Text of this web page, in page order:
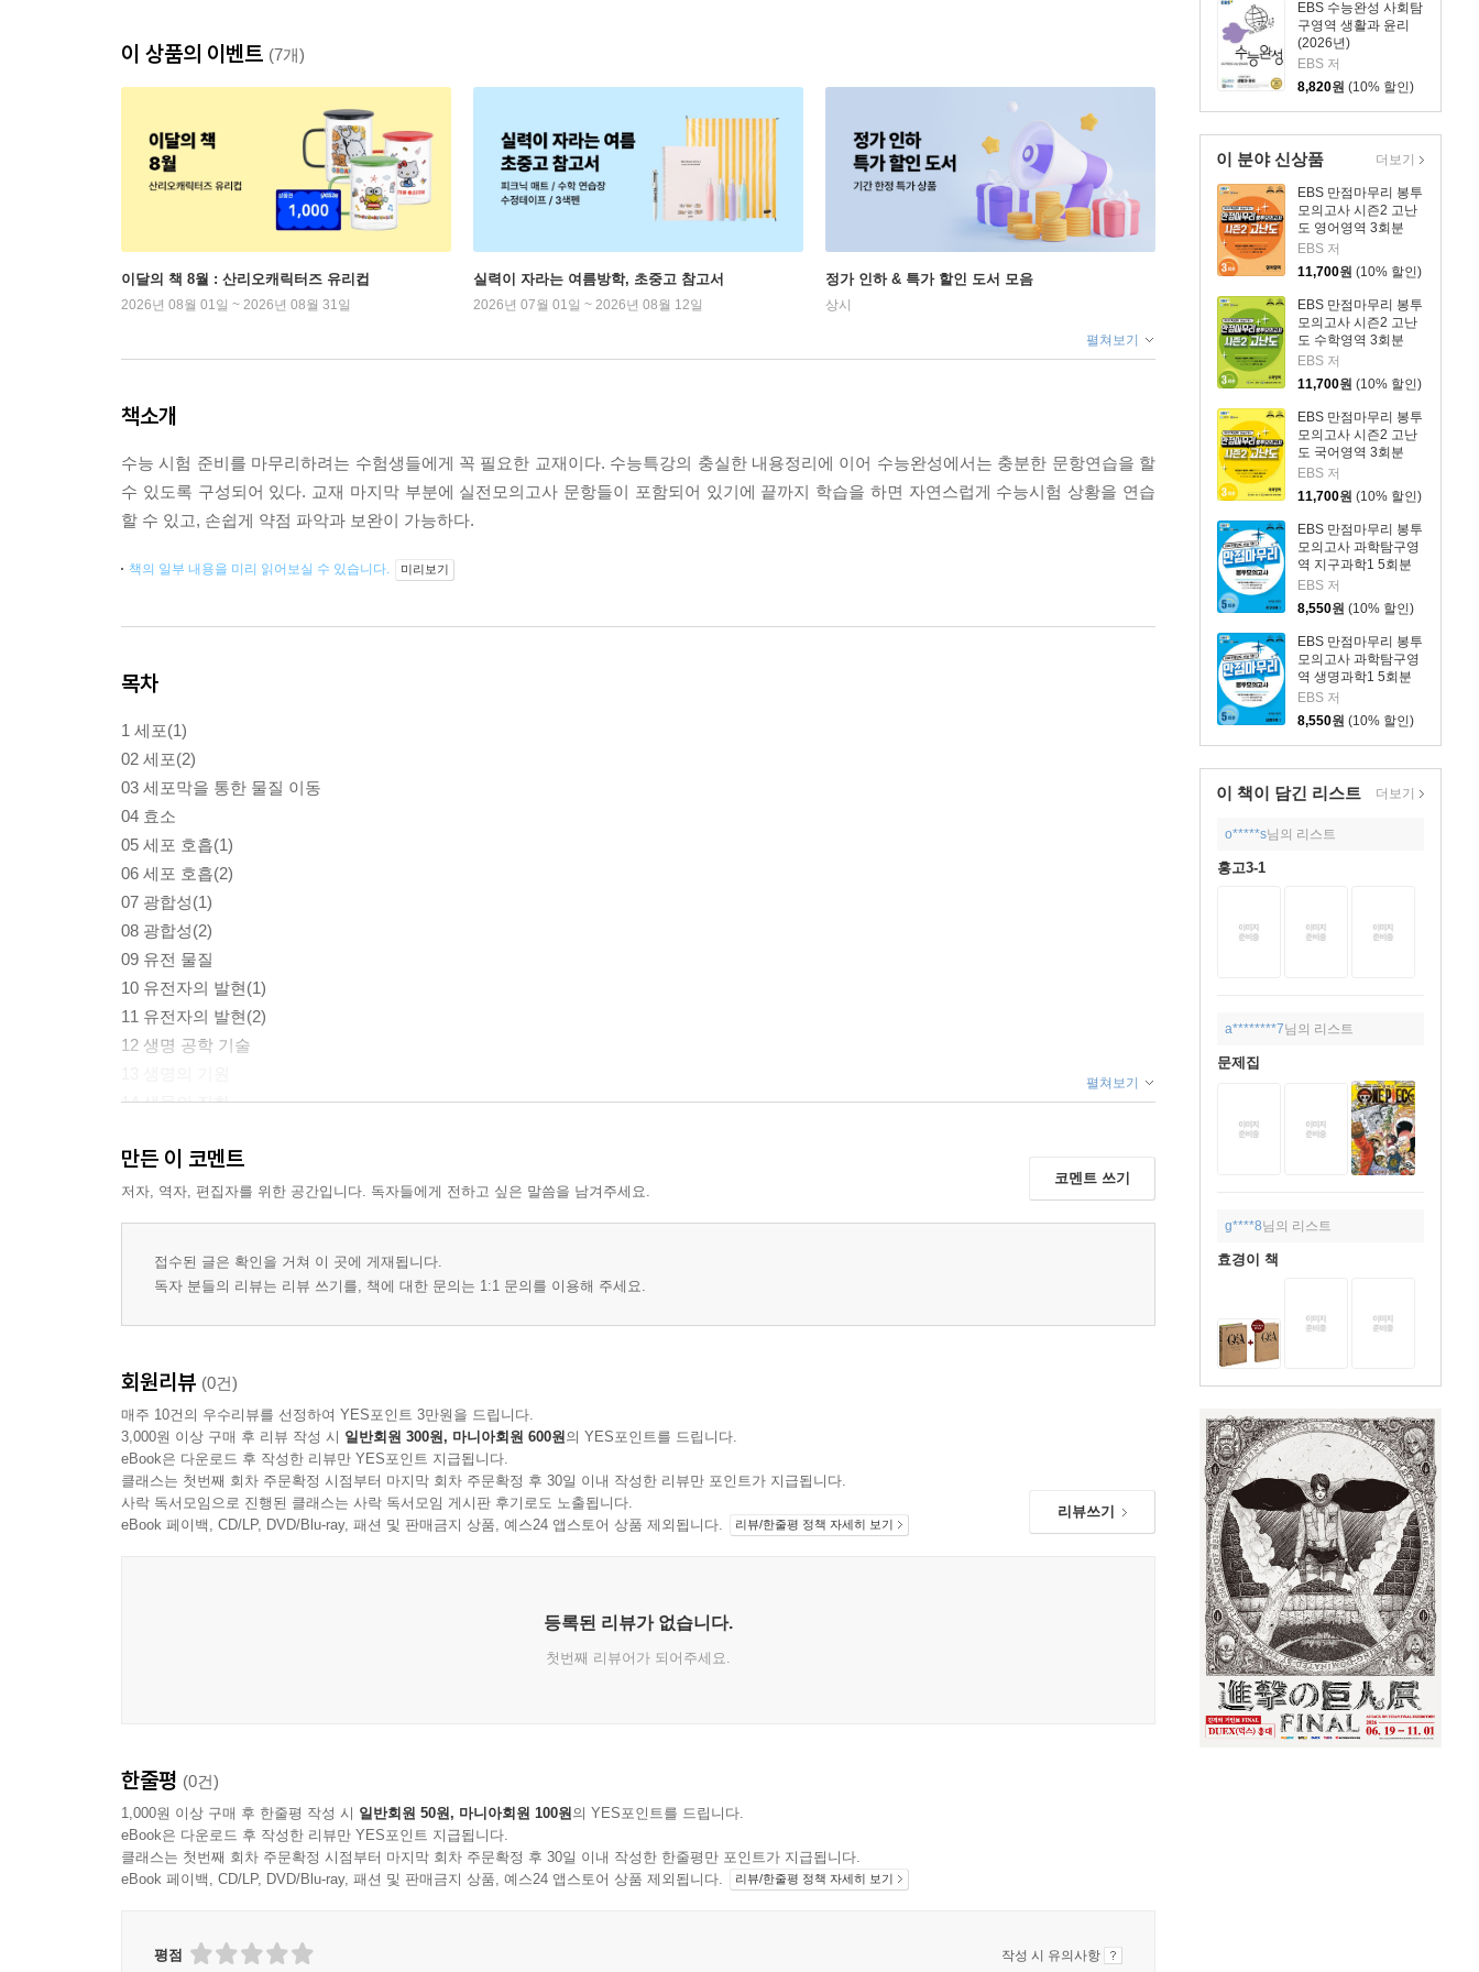
EBS 수능완성 사회탐
구영역 생활과 윤리
(2026년)
EBS 저
8,820원 (10% 할인)
이 분야 신상품
EBS 만점마무리 봉투
모의고사 시즌2 고난
도 영어영역 3회분
(2026년)
EBS 저
11,700원 (10% 할인)
EBS 만점마무리 봉투
모의고사 시즌2 고난
도 수학영역 3회분
(2026년)
EBS 저
11,700원 (10% 할인)
EBS 만점마무리 봉투
모의고사 시즌2 고난
도 국어영역 3회분
(2026년)
EBS 저
11,700원 (10% 할인)
EBS 만점마무리 봉투
모의고사 과학탐구영
역 지구과학1 5회분
(2026년)
EBS 저
8,550원 (10% 할인)
EBS 만점마무리 봉투
모의고사 과학탐구영
역 생명과학1 5회분
(2026년)
EBS 저
8,550원 (10% 할인)
더보기
이 책이 담긴 리스트 더보기
o*****s님의 리스트
홍고3-1
a********7님의 리스트
문제집
g****8님의 리스트
효경이 책
이 상품의 이벤트 (7개)
이달의 책 8월 : 산리오캐릭터즈 유리컵
2026년 08월 01일 ~ 2026년 08월 31일
실력이 자라는 여름방학, 초중고 참고서
2026년 07월 01일 ~ 2026년 08월 12일
정가 인하 & 특가 할인 도서 모음
상시
펼쳐보기
책소개
수능 시험 준비를 마무리하려는 수험생들에게 꼭 필요한 교재이다. 수능특강의 충실한 내용정리에 이어 수능완성에서는 충분한 문항연습을 할
수 있도록 구성되어 있다. 교재 마지막 부분에 실전모의고사 문항들이 포함되어 있기에 끝까지 학습을 하면 자연스럽게 수능시험 상황을 연습
할 수 있고, 손쉽게 약점 파악과 보완이 가능하다.
책의 일부 내용을 미리 읽어보실 수 있습니다. 미리보기
목차
1 세포(1)
02 세포(2)
03 세포막을 통한 물질 이동
04 효소
05 세포 호흡(1)
06 세포 호흡(2)
07 광합성(1)
08 광합성(2)
09 유전 물질
10 유전자의 발현(1)
11 유전자의 발현(2)
12 생명 공학 기술
14 생물의 진화
16 생물의 다양성
17 개체군의 진화
실전 모의고사 2회
실전 모의고사 4회
실전 모의고사 6회
펼쳐보기
만든 이 코멘트
저자, 역자, 편집자를 위한 공간입니다. 독자들에게 전하고 싶은 말씀을 남겨주세요.
코멘트 쓰기
접수된 글은 확인을 거쳐 이 곳에 게재됩니다.
독자 분들의 리뷰는 리뷰 쓰기를, 책에 대한 문의는 1:1 문의를 이용해 주세요.
회원리뷰 (0건)
매주 10건의 우수리뷰를 선정하여 YES포인트 3만원을 드립니다.
3,000원 이상 구매 후 리뷰 작성 시 일반회원 300원, 마니아회원 600원의 YES포인트를 드립니다.
eBook은 다운로드 후 작성한 리뷰만 YES포인트 지급됩니다.
클래스는 첫번째 회차 주문확정 시점부터 마지막 회차 주문확정 후 30일 이내 작성한 리뷰만 포인트가 지급됩니다.
사락 독서모임으로 진행된 클래스는 사락 독서모임 게시판 후기로도 노출됩니다.
eBook 페이백, CD/LP, DVD/Blu-ray, 패션 및 판매금지 상품, 예스24 앱스토어 상품 제외됩니다.
리뷰/한줄평 정책 자세히 보기
리뷰쓰기
등록된 리뷰가 없습니다.
첫번째 리뷰어가 되어주세요.
한줄평 (0건)
1,000원 이상 구매 후 한줄평 작성 시 일반회원 50원, 마니아회원 100원의 YES포인트를 드립니다.
eBook은 다운로드 후 작성한 리뷰만 YES포인트 지급됩니다.
클래스는 첫번째 회차 주문확정 시점부터 마지막 회차 주문확정 후 30일 이내 작성한 한줄평만 포인트가 지급됩니다.
eBook 페이백, CD/LP, DVD/Blu-ray, 패션 및 판매금지 상품, 예스24 앱스토어 상품 제외됩니다.
리뷰/한줄평 정책 자세히 보기
평점 작성 시 유의사항